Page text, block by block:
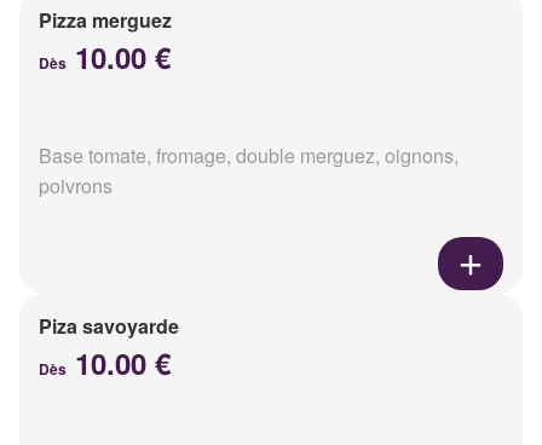
Pizza merguez
Dès 10.00 €
Base tomate, fromage, double merguez, oignons,
poivrons
Piza savoyarde
Dès 10.00 €